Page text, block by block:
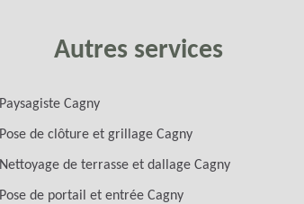
Autres services
Paysagiste Cagny
Pose de clôture et grillage Cagny
Nettoyage de terrasse et dallage Cagny
Pose de portail et entrée Cagny